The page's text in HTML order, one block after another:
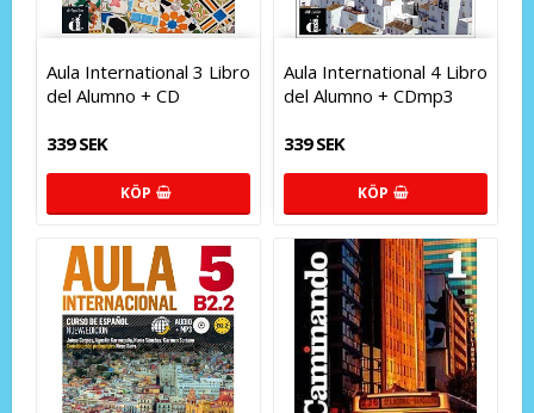
Aula International 3 Libro
del Alumno + CD
339 SEK
KÖP
Aula International 4 Libro
del Alumno + CDmp3
339 SEK
KÖP